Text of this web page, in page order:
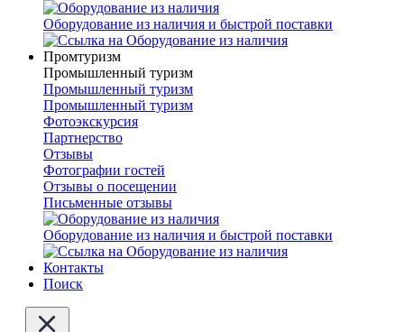
Оборудование из наличия и быстрой поставки
Промтуризм
Промышленный туризм
Промышленный туризм
Промышленный туризм
Фотоэкскурсия
Партнерство
Отзывы
Фотографии гостей
Отзывы о посещении
Письменные отзывы
Оборудование из наличия и быстрой поставки
Контакты
Поиск